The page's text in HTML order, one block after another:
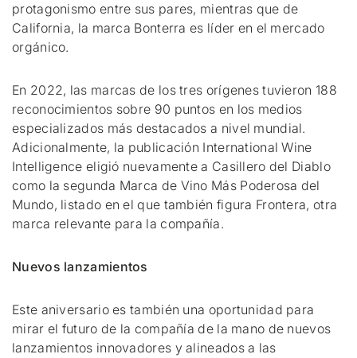
protagonismo entre sus pares, mientras que de
California, la marca Bonterra es líder en el mercado
orgánico.
En 2022, las marcas de los tres orígenes tuvieron 188
reconocimientos sobre 90 puntos en los medios
especializados más destacados a nivel mundial.
Adicionalmente, la publicación International Wine
Intelligence eligió nuevamente a Casillero del Diablo
como la segunda Marca de Vino Más Poderosa del
Mundo, listado en el que también figura Frontera, otra
marca relevante para la compañía.
Nuevos lanzamientos
Este aniversario es también una oportunidad para
mirar el futuro de la compañía de la mano de nuevos
lanzamientos innovadores y alineados a las